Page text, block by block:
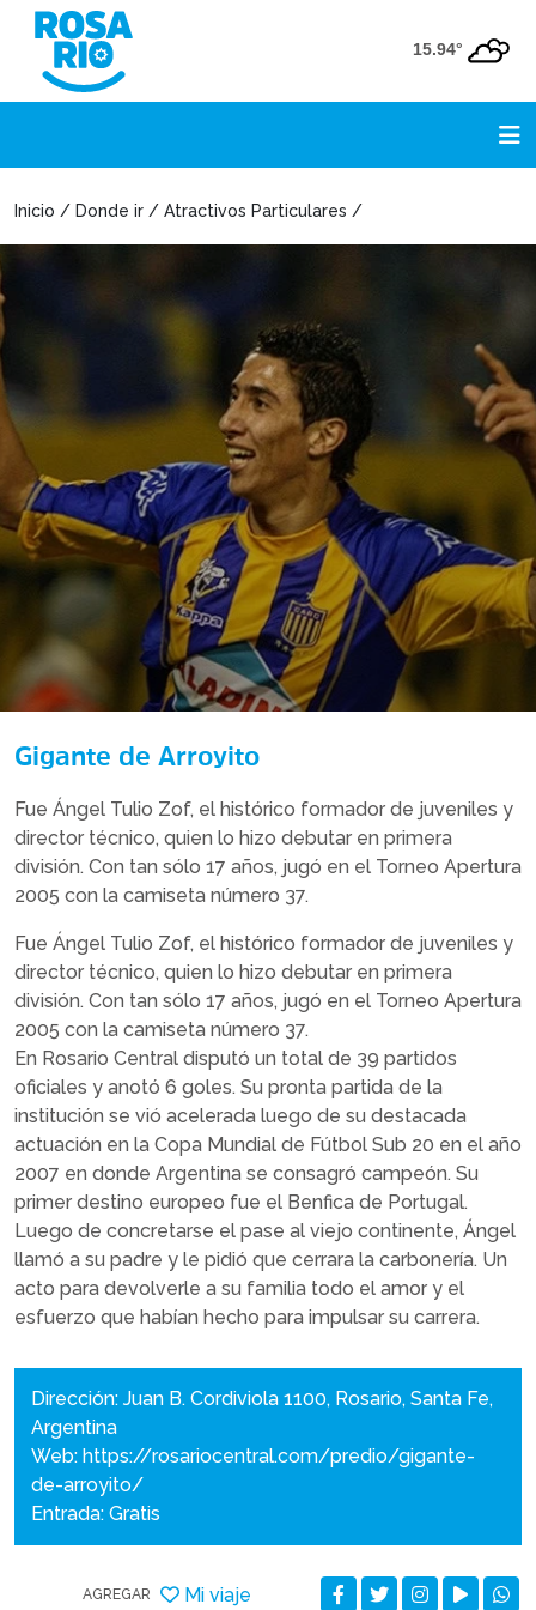
15.94°
Inicio / Donde ir / Atractivos Particulares /
Gigante de Arroyito
Fue Ángel Tulio Zof, el histórico formador de juveniles y
director técnico, quien lo hizo debutar en primera
división. Con tan sólo 17 años, jugó en el Torneo Apertura
2005 con la camiseta número 37.
Fue Ángel Tulio Zof, el histórico formador de juveniles y
director técnico, quien lo hizo debutar en primera
división. Con tan sólo 17 años, jugó en el Torneo Apertura
2005 con la camiseta número 37.
En Rosario Central disputó un total de 39 partidos
oficiales y anotó 6 goles. Su pronta partida de la
institución se vió acelerada luego de su destacada
actuación en la Copa Mundial de Fútbol Sub 20 en el año
2007 en donde Argentina se consagró campeón. Su
primer destino europeo fue el Benfica de Portugal.
Luego de concretarse el pase al viejo continente, Ángel
llamó a su padre y le pidió que cerrara la carbonería. Un
acto para devolverle a su familia todo el amor y el
esfuerzo que habían hecho para impulsar su carrera.
Dirección: Juan B. Cordiviola 1100, Rosario, Santa Fe,
Argentina
Web: https://rosariocentral.com/predio/gigante-
de-arroyito/
Entrada: Gratis
AGREGAR Mi viaje